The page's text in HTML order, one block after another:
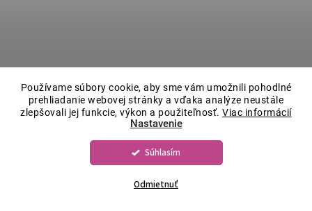
Používame súbory cookie, aby sme vám umožnili pohodlné
prehliadanie webovej stránky a vďaka analýze neustále
zlepšovali jej funkcie, výkon a použiteľnosť.Viac informácií
Nastavenie
Odmietnuť
Súhlasím